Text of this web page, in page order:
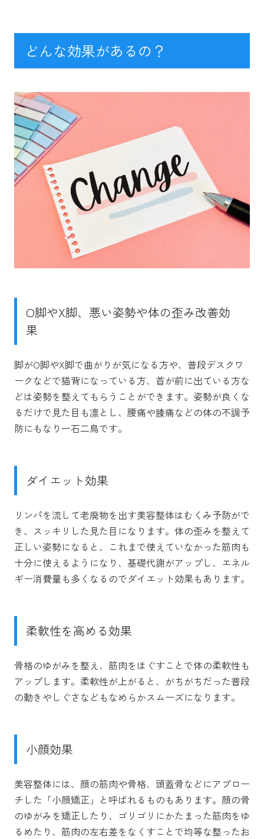
どんな効果があるの？
O脚やX脚、悪い姿勢や体の歪み改善効
果
脚がO脚やX脚で曲がりが気になる方や、普段デスクワ
ークなどで猫背になっている方、首が前に出ている方な
どは姿勢を整えてもらうことができます。姿勢が良くな
るだけで見た目も凛とし、腰痛や膝痛などの体の不調予
防にもなり一石二鳥です。
ダイエット効果
リンパを流して老廃物を出す美容整体はむくみ予防がで
き、スッキリした見た目になります。体の歪みを整えて
正しい姿勢になると、これまで使えていなかった筋肉も
十分に使えるようになり、基礎代謝がアップし、エネル
ギー消費量も多くなるのでダイエット効果もあります。
柔軟性を高める効果
骨格のゆがみを整え、筋肉をほぐすことで体の柔軟性も
アップします。柔軟性が上がると、がちがちだった普段
の動きやしぐさなどもなめらかスムーズになります。
小顔効果
美容整体には、顔の筋肉や骨格、頭蓋骨などにアプロー
チした「小顔矯正」と呼ばれるものもあります。顔の骨
のゆがみを矯正したり、ゴリゴリにかたまった筋肉をゆ
るめたり、筋肉の左右差をなくすことで均等な整ったお